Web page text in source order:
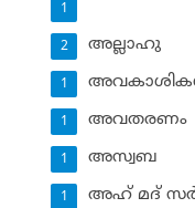
1
അല്ലാഹു
2
1
അവതരണം
1
അസ്വബ
1
അഹ് മദ്
1